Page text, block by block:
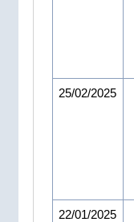
25/02/2025
22/01/2025